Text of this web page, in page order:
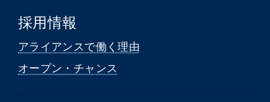
採用情報
アライアンスで働く理由
オープン・チャンス